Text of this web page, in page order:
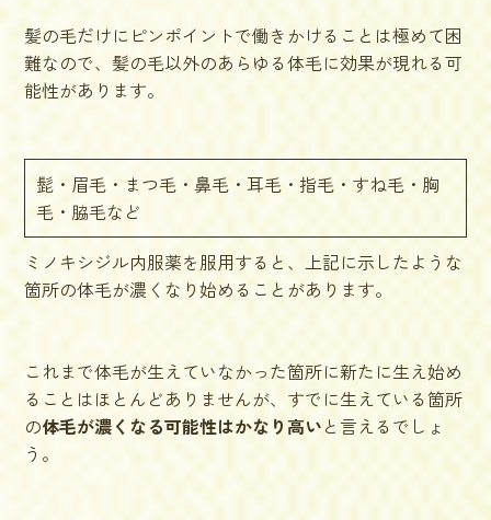
髪の毛だけにピンポイントで働きかけることは極めて困
難なので、髪の毛以外のあらゆる体毛に効果が現れる可
能性があります。
髭・眉毛・まつ毛・鼻毛・耳毛・指毛・すね毛・胸
毛・脇毛など
ミノキシジル内服薬を服用すると、上記に示したような
箇所の体毛が濃くなり始めることがあります。
これまで体毛が生えていなかった箇所に新たに生え始め
ることはほとんどありませんが、すでに生えている箇所
の体毛が濃くなる可能性はかなり高いと言えるでしょ
う。